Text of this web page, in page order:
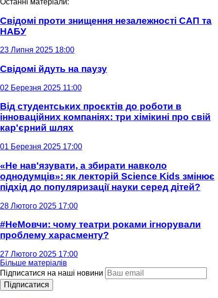
Свідомі проти знищення незалежності САП та
НАБУ
23 Липня 2025 18:00
Свідомі йдуть на паузу
02 Березня 2025 11:00
Від студентських проєктів до роботи в
інноваційних компаніях: три хімікині про свій
кар'єрний шлях
01 Березня 2025 17:00
«Не нав'язувати, а збирати навколо
однодумців»: як лекторій Science Kids змінює
підхід до популяризації науки серед дітей?
28 Лютого 2025 17:00
#НеМовчи: чому театри роками ігнорували
проблему харасменту?
27 Лютого 2025 17:00
Більше матеріалів
Підписатися на наші новини
Підписатися